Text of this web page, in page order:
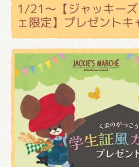
1/21～【ジャッキー
ェ限定】プレゼントキ